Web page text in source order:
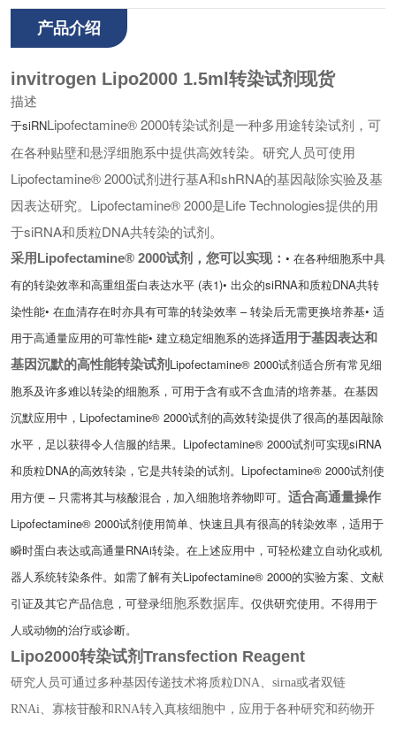
产品介绍
invitrogen Lipo2000 1.5ml转染试剂现货
描述
于siRNLipofectamine® 2000转染试剂是一种多用途转染试剂，可
在各种贴壁和悬浮细胞系中提供高效转染。研究人员可使用
Lipofectamine® 2000试剂进行基A和shRNA的基因敲除实验及基
因表达研究。Lipofectamine® 2000是Life Technologies提供的用
于siRNA和质粒DNA共转染的试剂。
采用Lipofectamine® 2000试剂，您可以实现： • 在各种细胞系中具
有的转染效率和高重组蛋白表达水平 (表1)• 出众的siRNA和质粒DNA共转
染性能• 在血清存在时亦具有可靠的转染效率 – 转染后无需更换培养基• 适
用于高通量应用的可靠性能• 建立稳定细胞系的选择适用于基因表达和
基因沉默的高性能转染试剂 Lipofectamine® 2000试剂适合所有常见细
胞系及许多难以转染的细胞系，可用于含有或不含血清的培养基。在基因
沉默应用中，Lipofectamine® 2000试剂的高效转染提供了很高的基因敲除
水平，足以获得令人信服的结果。Lipofectamine® 2000试剂可实现siRNA
和质粒DNA的高效转染，它是共转染的试剂。Lipofectamine® 2000试剂使
用方便 – 只需将其与核酸混合，加入细胞培养物即可。 适合高通量操作
Lipofectamine® 2000试剂使用简单、快速且具有很高的转染效率，适用于
瞬时蛋白表达或高通量RNAi转染。在上述应用中，可轻松建立自动化或机
器人系统转染条件。如需了解有关Lipofectamine® 2000的实验方案、文献
引证及其它产品信息，可登录细胞系数据库。 仅供研究使用。不得用于
人或动物的治疗或诊断。
Lipo2000转染试剂Transfection Reagent
研究人员可通过多种基因传递技术将质粒DNA、sirna或者双链
RNAi、寡核苷酸和RNA转入真核细胞中，应用于各种研究和药物开